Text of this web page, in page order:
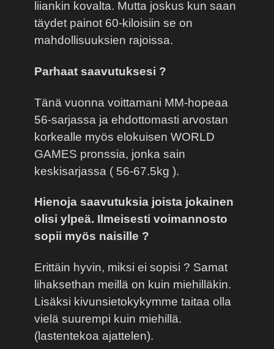
liiankin kovalta. Mutta joskus kun saan
täydet painot 60-kiloisiin se on
mahdollisuuksien rajoissa.
Parhaat saavutuksesi ?
Tänä vuonna voittamani MM-hopeaa
56-sarjassa ja ehdottomasti arvostan
korkealle myös elokuisen WORLD
GAMES pronssia, jonka sain
keskisarjassa ( 56-67.5kg ).
Hienoja saavutuksia joista jokainen
olisi ylpeä. Ilmeisesti voimannosto
sopii myös naisille ?
Erittäin hyvin, miksi ei sopisi ? Samat
lihaksethan meillä on kuin miehilläkin.
Lisäksi kivunsietokykymme taitaa olla
vielä suurempi kuin miehillä.
(lastentekoa ajattelen).